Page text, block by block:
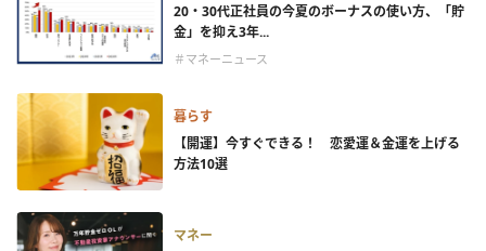
20・30代正社員の今夏のボーナスの使い方、「貯
金」を抑え3年...
＃マネーニュース
暮らす
【開運】今すぐできる！ 恋愛運＆金運を上げる
方法10選
マネー